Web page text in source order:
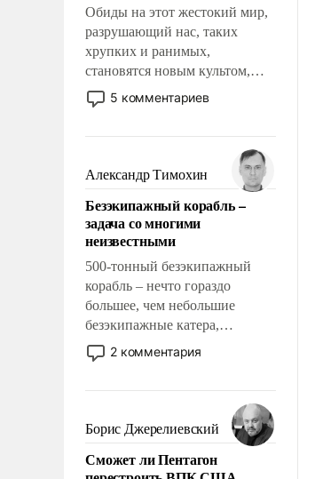
Обиды на этот жестокий мир,
разрушающий нас, таких
хрупких и ранимых,
становятся новым культом,
постепенно вытесняя и
отменяя традиционное
мужественным и твердым под
ударами судьбы, брать на себя
ответственность, помогать
слабым, идти вперед и
адаптироваться.
5 комментариев
Александр Тимохин
Безэкипажный корабль –
задача со многими
неизвестными
500-тонный безэкипажный
корабль – нечто гораздо
большее, чем небольшие
безэкипажные катера,
применение которых уже
стало обыденностью. Задача по
сложна и амбициозна. Однако
и ее реализация радикально
поднимет наши боевые
возможности.
2 комментария
Борис Джерелиевский
Сможет ли Пентагон